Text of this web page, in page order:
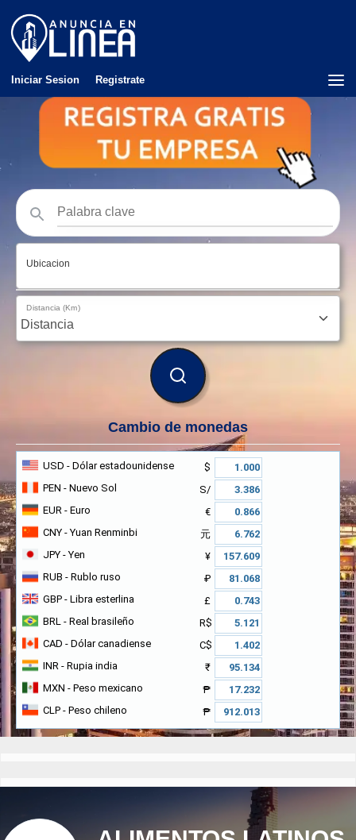
Iniciar Sesion Registrate
Ubicacion
Distancia (Km)
BUSCAR
Cambio de monedas
USD - Dólar estadounidense
$
PEN - Nuevo Sol
S/
EUR - Euro
€
CNY - Yuan Renminbi
元
JPY - Yen
¥
RUB - Rublo ruso
₽
GBP - Libra esterlina
£
BRL - Real brasileño
R$
CAD - Dólar canadiense
C$
INR - Rupia india
₹
MXN - Peso mexicano
₱
CLP - Peso chileno ₱